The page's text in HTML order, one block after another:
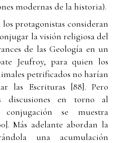
modernas de la historia).
protagonistas consideran
la visión religiosa del
de las Geología en un
Jeufroy, para quien los
petrificados no harían
las Escrituras [88]. Pero
discusiones en torno al
se muestra
Más adelante abordan la
una acumulación